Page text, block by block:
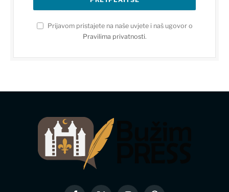
Prijavom pristajete na naše uvjete i naš ugovor o
Pravilima privatnosti.